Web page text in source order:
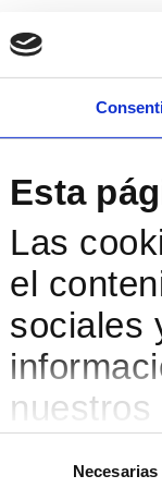
Esta
Las
el
sociales
Necesarias